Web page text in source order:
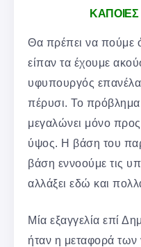
Θα πρέπει να πούμε
είπαν τα έχουμε
υφυπουργός
πέρυσι. Το πρόβλημα
μεγαλώνει μόνο
ύψος. Η βάση του
βάση εννοούμε τις
αλλάξει εδώ και
Μία εξαγγελία επί
ήταν η μεταφορά των